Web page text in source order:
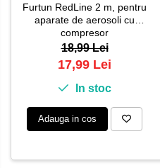
Furtun RedLine 2 m, pentru
aparate de aerosoli cu
compresor
18,99 Lei
17,99 Lei
In stoc
Adauga in cos